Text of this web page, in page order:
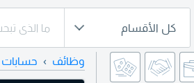
كل الأقسام
وظائف حسابات